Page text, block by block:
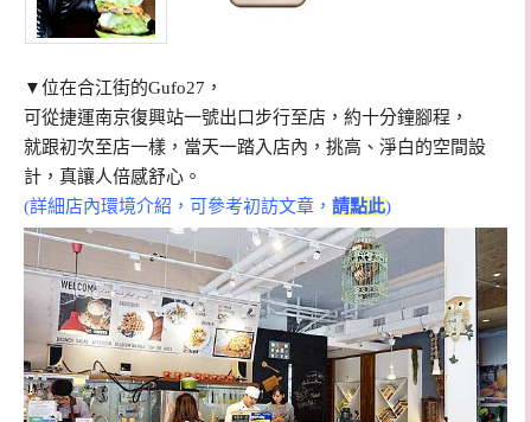
▼位在合江街的Gufo27，
可從捷運南京復興站一號出口步行至店，約十分鐘腳程，
就跟初次至店一樣，當天一踏入店內，挑高、淨白的空間設
計，真讓人倍感舒心。
(詳細店內環境介紹，可參考初訪文章， 請點此)